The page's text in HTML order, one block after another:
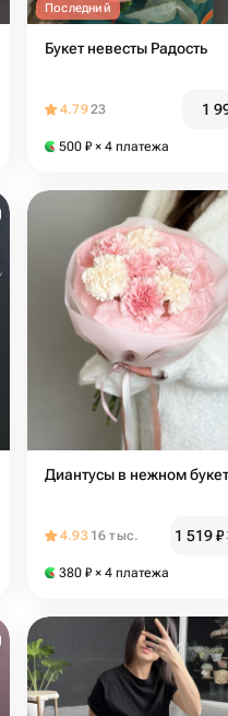
Последний
Букет невесты Радость
4.7923 1
500 ₽ × 4 платежа
Диантусы в нежном
4.93 16 тыс. 1 519₽
380 ₽ × 4 платежа